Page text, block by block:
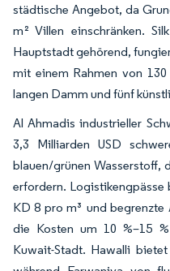
städtische Angebot, da
m² Villen einschränken.
Hauptstadt gehörend,
mit einem Rahmen von
langen Damm und fünf
Al Ahmadis industrieller
3,3 Milliarden USD
blauen/grünen Wasserstoff,
erfordern. Logistikengpässe
KD 8 pro m³ und begrenzte
die Kosten um 10 %–15
Kuwait-Stadt. Hawalli